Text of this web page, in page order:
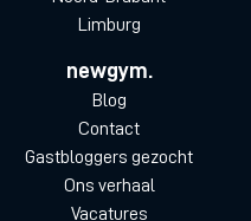
Limburg
newgym.
Blog
Contact
Gastbloggers gezocht
Ons verhaal
Vacatures